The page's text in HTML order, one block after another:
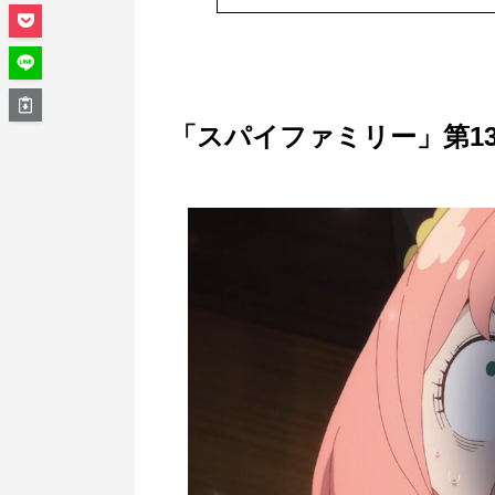
「スパイファミリー」第